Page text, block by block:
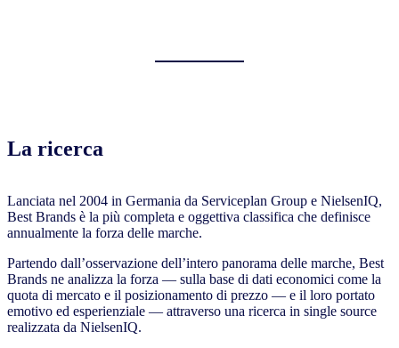
La ricerca
Lanciata nel 2004 in Germania da Serviceplan Group e NielsenIQ,
Best Brands è la più completa e oggettiva classifica che definisce
annualmente la forza delle marche.
Partendo dall’osservazione dell’intero panorama delle marche, Best
Brands ne analizza la forza — sulla base di dati economici come la
quota di mercato e il posizionamento di prezzo — e il loro portato
emotivo ed esperienziale — attraverso una ricerca in single source
realizzata da NielsenIQ.